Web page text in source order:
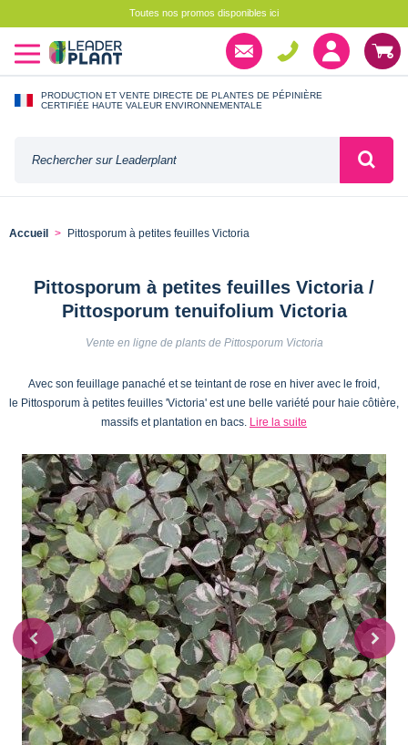
Toutes nos promos disponibles ici
PRODUCTION ET VENTE DIRECTE DE PLANTES DE PÉPINIÈRE
CERTIFIÉE HAUTE VALEUR ENVIRONNEMENTALE
Accueil Pittosporum à petites feuilles Victoria
Pittosporum à petites feuilles Victoria /
Pittosporum tenuifolium Victoria
Vente en ligne de plants de Pittosporum Victoria
Avec son feuillage panaché et se teintant de rose en hiver avec le froid,
le Pittosporum à petites feuilles 'Victoria' est une belle variété pour haie côtière,
massifs et plantation en bacs. Lire la suite